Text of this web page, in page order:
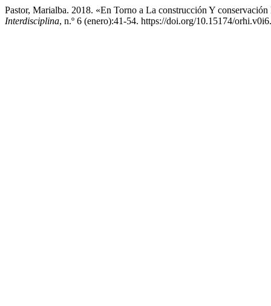
Pastor, Marialba. 2018. «En Torno a La construcción Y
Interdisciplina, n.º 6 (enero):41-54. https://doi.org/10.15174/